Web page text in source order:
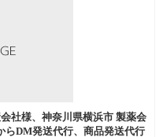
社様、神奈川県横浜市 製薬会
らDM発送代行、商品発送代行